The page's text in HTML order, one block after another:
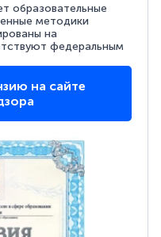
образовательные
методики
на
федеральным
на сайте